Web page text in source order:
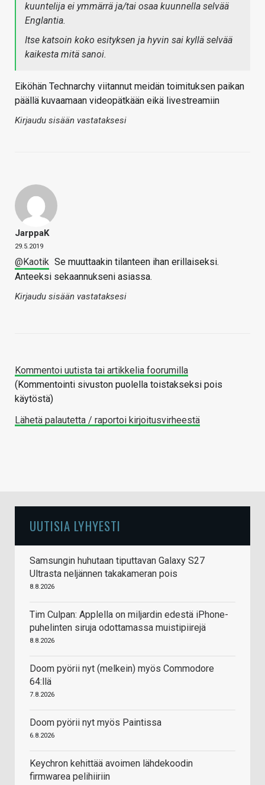
kuuntelija ei ymmärrä ja/tai osaa kuunnella selvää
Englantia.
Itse katsoin koko esityksen ja hyvin sai kyllä selvää
kaikesta mitä sanoi.
Eiköhän Technarchy viitannut meidän toimituksen paikan
päällä kuvaamaan videopätkään eikä livestreamiin
Kirjaudu sisään vastataksesi
JarppaK
29.5.2019
@Kaotik Se muuttaakin tilanteen ihan erillaiseksi.
Anteeksi sekaannukseni asiassa.
Kirjaudu sisään vastataksesi
Kommentoi uutista tai artikkelia foorumilla
(Kommentointi sivuston puolella toistakseksi pois
käytöstä)
Lähetä palautetta / raportoi kirjoitusvirheestä
UUTISIA LYHYESTI
Samsungin huhutaan tiputtavan Galaxy S27
Ultrasta neljännen takakameran pois
8.8.2026
Tim Culpan: Applella on miljardin edestä iPhone-
puhelinten siruja odottamassa muistipiirejä
8.8.2026
Doom pyörii nyt (melkein) myös Commodore
64:llä
7.8.2026
Doom pyörii nyt myös Paintissa
6.8.2026
Keychron kehittää avoimen lähdekoodin
firmwarea pelihiiriin